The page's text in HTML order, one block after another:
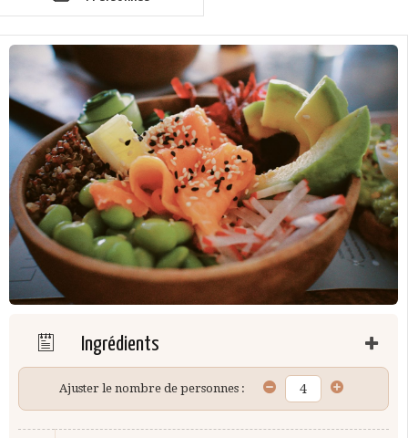
Ingrédients
Ajuster le nombre de personnes :